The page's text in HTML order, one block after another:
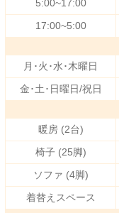
5:00~17:00
17:00~5:00
月･火･水･木曜日
金･土･日曜日/祝日
暖房 (2台)
椅子 (25脚)
ソファ (4脚)
着替えスペース